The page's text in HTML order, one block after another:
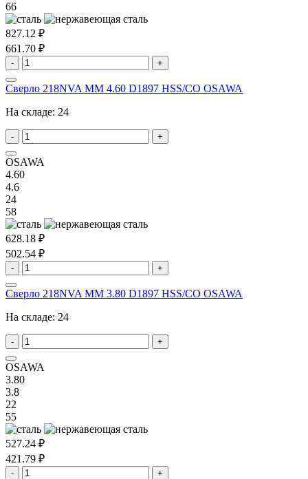
66
827.12 ₽
661.70 ₽
- +
Сверло 218NVA MM 4.60 D1897 HSS/CO OSAWA
На складе: 24
- +
OSAWA
4.60
4.6
24
58
628.18 ₽
502.54 ₽
- +
Сверло 218NVA MM 3.80 D1897 HSS/CO OSAWA
На складе: 24
- +
OSAWA
3.80
3.8
22
55
527.24 ₽
421.79 ₽
- +